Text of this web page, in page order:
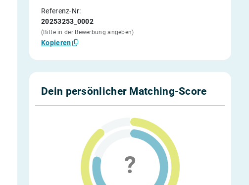
Referenz-Nr:
20253253_0002
(Bitte in der Bewerbung angeben)
Kopieren
Dein persönlicher Matching-Score